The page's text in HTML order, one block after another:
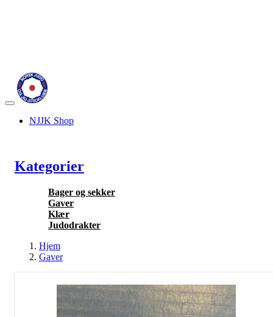
Veksle
navigasjonNJJK Shop
Kategorier
Bager og sekker
Gaver
Klær
Judodrakter
Hjem
Gaver